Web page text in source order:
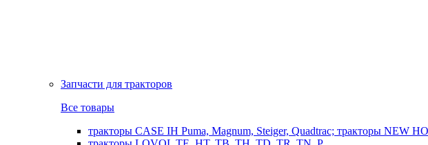
Запчасти для тракторов
Все товары
тракторы CASE IH Puma, Magnum, Steiger, Quadtrac; тракторы NEW